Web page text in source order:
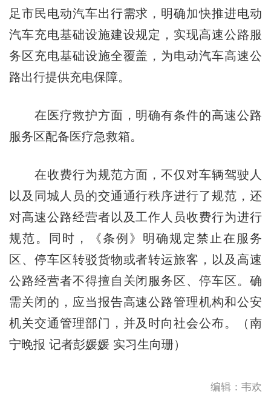
足市民电动汽车出行需求，明确加快推进电动
汽车充电基础设施建设规定，实现高速公路服
务区充电基础设施全覆盖，为电动汽车高速公
路出行提供充电保障。
在医疗救护方面，明确有条件的高速公路
服务区配备医疗急救箱。
在收费行为规范方面，不仅对车辆驾驶人
以及同城人员的交通通行秩序进行了规范，还
对高速公路经营者以及工作人员收费行为进行
规范。同时，《条例》明确规定禁止在服务
区、停车区转驳货物或者转运旅客，以及高速
公路经营者不得擅自关闭服务区、停车区。确
需关闭的，应当报告高速公路管理机构和公安
机关交通管理部门，并及时向社会公布。（南
宁晚报 记者彭媛媛 实习生向珊）
编辑：韦欢